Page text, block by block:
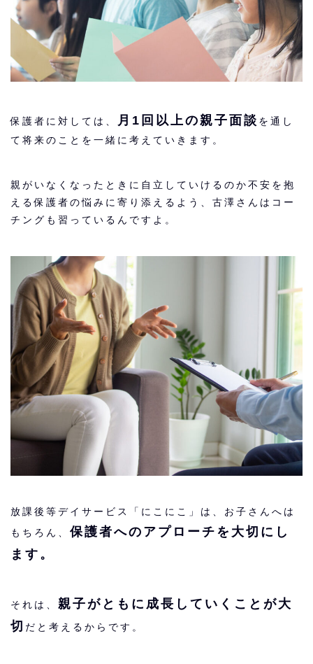
保護者に対しては、 月1回以上の親子面談 を通し
て将来のことを一緒に考えていきます。
親がいなくなったときに自立していけるのか不安を抱
える保護者の悩みに寄り添えるよう、古澤さんはコー
チングも習っているんですよ。
放課後等デイサービス「にこにこ」は、お子さんへは
もちろん、 保護者へのアプローチを大切にし
ます。
それは、 親子がともに成長していくことが大
切 だと考えるからです。